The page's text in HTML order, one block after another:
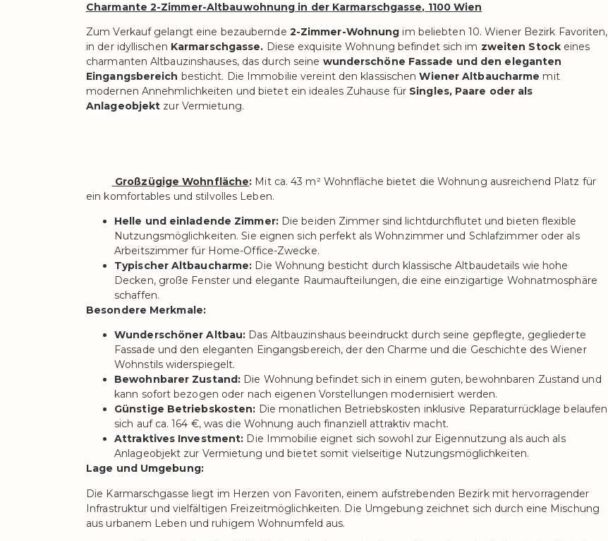
Charmante 2-Zimmer-Altbauwohnung in der Karmarschgasse, 1100 Wien
Zum Verkauf gelangt eine bezaubernde 2-Zimmer-Wohnung im beliebten 10. Wiener Bezirk Favoriten,
in der idyllischen Karmarschgasse. Diese exquisite Wohnung befindet sich im zweiten Stockeines
charmanten Altbauzinshauses, das durch seine wunderschöne Fassade und den eleganten
Eingangsbereich besticht. Die Immobilie vereint den klassischen Wiener Altbaucharme mit
modernen Annehmlichkeiten und bietet ein ideales Zuhause für Singles, Paare oder als
Anlageobjekt zur Vermietung.
Großzügige Wohnfläche: Mit ca. 43 m² Wohnfläche bietet die Wohnung ausreichend Platz für
ein komfortables und stilvolles Leben.
Helle und einladende Zimmer:Die beiden Zimmer sind lichtdurchflutet und bieten flexible
Nutzungsmöglichkeiten. Sie eignen sich perfekt als Wohnzimmer und Schlafzimmer oder als
Arbeitszimmer für Home-Office-Zwecke.
Typischer Altbaucharme: Die Wohnung besticht durch klassische Altbaudetails wie hohe
Decken, große Fenster und elegante Raumaufteilungen, die eine einzigartige Wohnatmosphäre
schaffen.
Besondere Merkmale:
Wunderschöner Altbau: Das Altbauzinshaus beeindruckt durch seine gepflegte, gegliederte
Fassade und den eleganten Eingangsbereich, der den Charme und die Geschichte des Wiener
Wohnstils widerspiegelt.
Bewohnbarer Zustand: Die Wohnung befindet sich in einem guten, bewohnbaren Zustand und
kann sofort bezogen oder nach eigenen Vorstellungen modernisiert werden.
Günstige Betriebskosten: Die monatlichen Betriebskosten inklusive Reparaturrücklage belaufen
sich auf ca. 164 €, was die Wohnung auch finanziell attraktiv macht.
Attraktives Investment: Die Immobilie eignet sich sowohl zur Eigennutzung als auch als
Anlageobjekt zur Vermietung und bietet somit vielseitige Nutzungsmöglichkeiten.
Lage und Umgebung:
Die Karmarschgasse liegt im Herzen von Favoriten, einem aufstrebenden Bezirk mit hervorragender
Infrastruktur und vielfältigen Freizeitmöglichkeiten. Die Umgebung zeichnet sich durch eine Mischung
aus urbanem Leben und ruhigem Wohnumfeld aus.